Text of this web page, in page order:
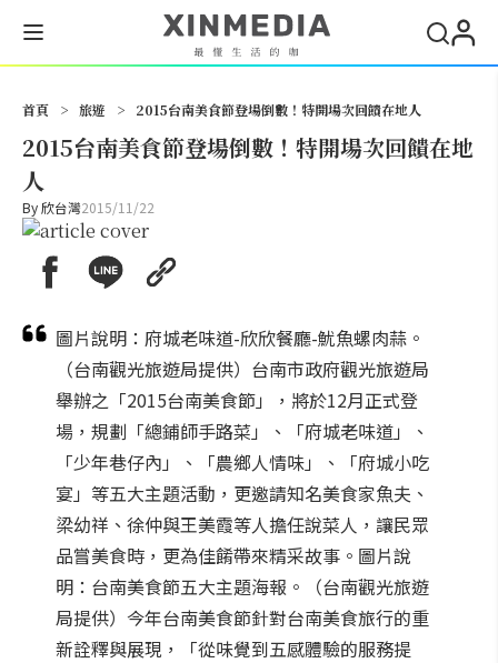
首頁 > 旅遊 > 2015台南美食節登場倒數！特開場次回饋在地人
2015台南美食節登場倒數！特開場次回饋在地
人
By欣台灣2015/11/22
圖片說明：府城老味道-欣欣餐廳-魷魚螺肉蒜。
（台南觀光旅遊局提供）台南市政府觀光旅遊局
舉辦之「2015台南美食節」，將於12月正式登
場，規劃「總鋪師手路菜」、「府城老味道」、
「少年巷仔內」、「農鄉人情味」、「府城小吃
宴」等五大主題活動，更邀請知名美食家魚夫、
梁幼祥、徐仲與王美霞等人擔任說菜人，讓民眾
品嘗美食時，更為佳餚帶來精采故事。圖片說
明：台南美食節五大主題海報。（台南觀光旅遊
局提供）今年台南美食節針對台南美食旅行的重
新詮釋與展現，「從味覺到五感體驗的服務提